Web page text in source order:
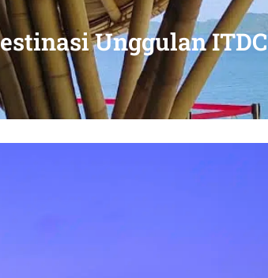
Unggulan ITDC